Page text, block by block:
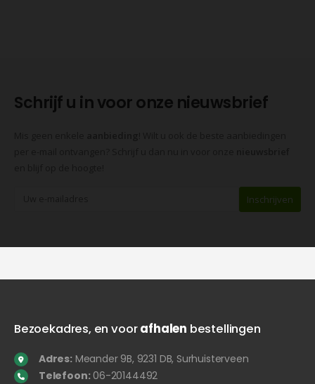
Schrijf u in voor onze nieuwsbrief
Bezoekadres, en voorafhalen bestellingen
Adres:Meander 9B, 9231 DB, Surhuisterveen
Telefoon:06-20144492